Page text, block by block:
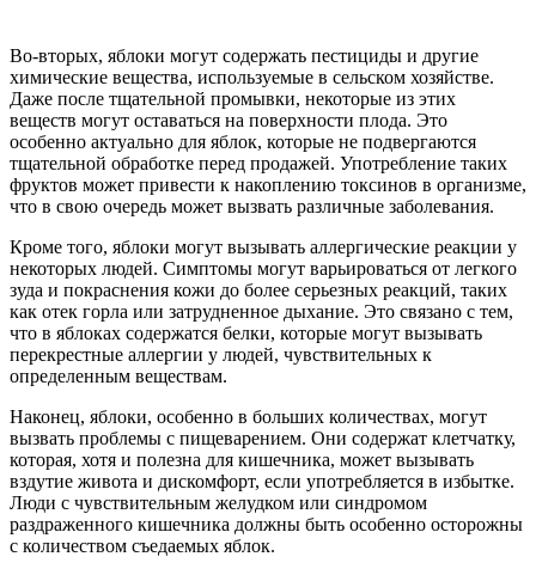
Во-вторых, яблоки могут содержать пестициды и другие
химические вещества, используемые в сельском хозяйстве.
Даже после тщательной промывки, некоторые из этих
веществ могут оставаться на поверхности плода. Это
особенно актуально для яблок, которые не подвергаются
тщательной обработке перед продажей. Употребление таких
фруктов может привести к накоплению токсинов в организме,
что в свою очередь может вызвать различные заболевания.
Кроме того, яблоки могут вызывать аллергические реакции у
некоторых людей. Симптомы могут варьироваться от легкого
зуда и покраснения кожи до более серьезных реакций, таких
как отек горла или затрудненное дыхание. Это связано с тем,
что в яблоках содержатся белки, которые могут вызывать
перекрестные аллергии у людей, чувствительных к
определенным веществам.
Наконец, яблоки, особенно в больших количествах, могут
вызвать проблемы с пищеварением. Они содержат клетчатку,
которая, хотя и полезна для кишечника, может вызывать
вздутие живота и дискомфорт, если употребляется в избытке.
Люди с чувствительным желудком или синдромом
раздраженного кишечника должны быть особенно осторожны
с количеством съедаемых яблок.